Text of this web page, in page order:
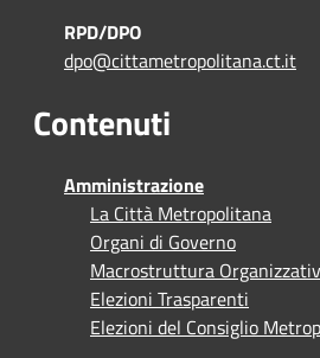
RPD/DPO
dpo@cittametropolitana.ct.it
Contenuti
Amministrazione
La Città Metropolitana
Organi di Governo
Macrostruttura
Elezioni Trasparenti
Elezioni del Consiglio